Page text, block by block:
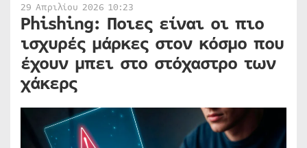
29 Απριλίου 2026 10:23
Phishing: Ποιες είναι οι πιο
ισχυρές μάρκες στον κόσμο που
έχουν μπει στο στόχαστρο των
χάκερς